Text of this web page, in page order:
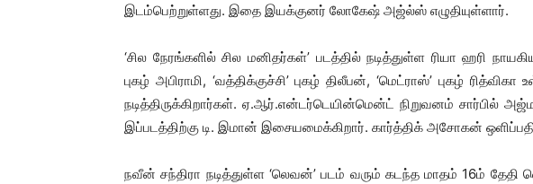
இடம்பெற்றுள்ளது. இதை இயக்குனர் லோகேஷ் அஜ்ல்ஸ் எழுதியுள்ளார்.
‘சில நேரங்களில் சில மனிதர்கள்’ படத்தில் நடித்துள்ள ரியா ஹரி
புகழ் அபிராமி, ‘வத்திக்குச்சி’ புகழ் திலீபன், ‘மெட்ராஸ்’ புகழ்
நடித்திருக்கிறார்கள். ஏ.ஆர்.என்டர்டெயின்மென்ட் நிறுவனம் சார்பில்
இப்படத்திற்கு டி. இமான் இசையமைக்கிறார். கார்த்திக் அசோகன்
நவீன் சந்திரா நடித்துள்ள ‘லெவன்’ படம் வரும் கடந்த மாதம் 16ம்